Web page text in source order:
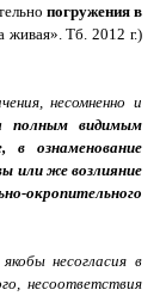
погружения в
живая». Тб. 2012 г.)
несомненно и
полным видимым
ознаменование
или же возлияние
окропительного
несогласия в
несоответствия